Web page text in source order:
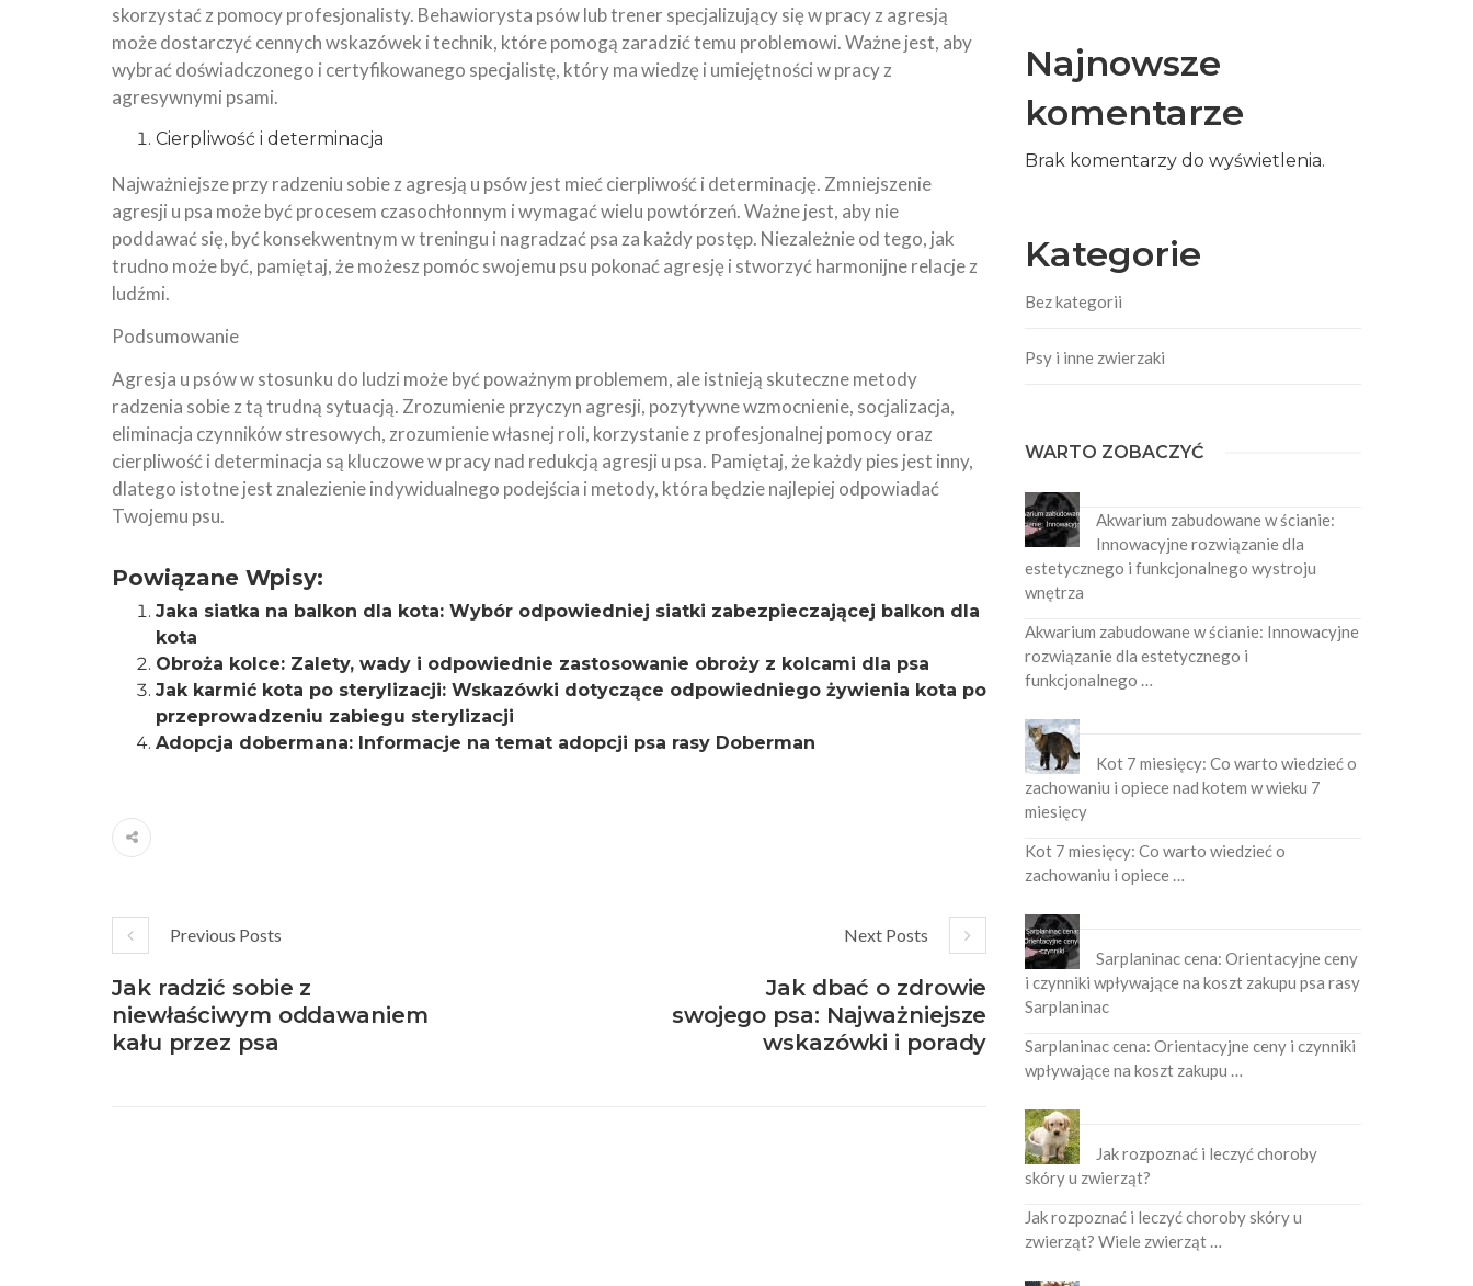
skorzystać z pomocy profesjonalisty. Behawiorysta psów lub trener specjalizujący się w pracy z agresją
może dostarczyć cennych wskazówek i technik, które pomogą zaradzić temu problemowi. Ważne jest, aby
wybrać doświadczonego i certyfikowanego specjalistę, który ma wiedzę i umiejętności w pracy z
agresywnymi psami.
Cierpliwość i determinacja
Najważniejsze przy radzeniu sobie z agresją u psów jest mieć cierpliwość i determinację. Zmniejszenie
agresji u psa może być procesem czasochłonnym i wymagać wielu powtórzeń. Ważne jest, aby nie
poddawać się, być konsekwentnym w treningu i nagradzać psa za każdy postęp. Niezależnie od tego, jak
trudno może być, pamiętaj, że możesz pomóc swojemu psu pokonać agresję i stworzyć harmonijne relacje z
ludźmi.
Podsumowanie
Agresja u psów w stosunku do ludzi może być poważnym problemem, ale istnieją skuteczne metody
radzenia sobie z tą trudną sytuacją. Zrozumienie przyczyn agresji, pozytywne wzmocnienie, socjalizacja,
eliminacja czynników stresowych, zrozumienie własnej roli, korzystanie z profesjonalnej pomocy oraz
cierpliwość i determinacja są kluczowe w pracy nad redukcją agresji u psa. Pamiętaj, że każdy pies jest inny,
dlatego istotne jest znalezienie indywidualnego podejścia i metody, która będzie najlepiej odpowiadać
Twojemu psu.
Powiązane Wpisy:
Jaka siatka na balkon dla kota: Wybór odpowiedniej siatki zabezpieczającej balkon dla
kota
Obroża kolce: Zalety, wady i odpowiednie zastosowanie obroży z kolcami dla psa
Jak karmić kota po sterylizacji: Wskazówki dotyczące odpowiedniego żywienia kota po
przeprowadzeniu zabiegu sterylizacji
Adopcja dobermana: Informacje na temat adopcji psa rasy Doberman
Previous Posts
Jak radzić sobie z
niewłaściwym oddawaniem
kału przez psa
Next Posts
Jak dbać o zdrowie
swojego psa: Najważniejsze
wskazówki i porady
Najnowsze
komentarze
Brak komentarzy do wyświetlenia.
Kategorie
Bez kategorii
Psy i inne zwierzaki
WARTO ZOBACZYĆ
Akwarium zabudowane w ścianie:
Innowacyjne rozwiązanie dla
estetycznego i funkcjonalnego wystroju
wnętrza
Akwarium zabudowane w ścianie: Innowacyjne
rozwiązanie dla estetycznego i
funkcjonalnego …
Kot 7 miesięcy: Co warto wiedzieć o
zachowaniu i opiece nad kotem w wieku 7
miesięcy
Kot 7 miesięcy: Co warto wiedzieć o
zachowaniu i opiece …
Sarplaninac cena: Orientacyjne ceny
i czynniki wpływające na koszt zakupu psa rasy
Sarplaninac
Sarplaninac cena: Orientacyjne ceny i czynniki
wpływające na koszt zakupu …
Jak rozpoznać i leczyć choroby
skóry u zwierząt?
Jak rozpoznać i leczyć choroby skóry u
zwierząt? Wiele zwierząt …